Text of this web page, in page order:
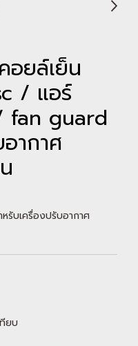
อยล์เย็น
/ แอร์
fan guard
ากาศ
รับเครื่องปรับอากาศ
ยบ